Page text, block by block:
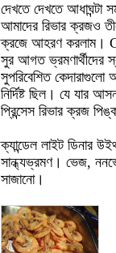
দেখতে দেখতে আধাঘন্টা
আমাদের রিভার ক্রজও
ক্রজে আহরণ করলাম।
সুর আগত ভ্রমণার্থীদের
সুপরিবেশিত
নির্দিষ্ট ছিল। যে যার
প্রিন্সেস রিভার ক্রজ
ক্যান্ডেল লাইট ডিনার
সান্ধ্যভ্রমণ। ভেজ,
সাজানো।